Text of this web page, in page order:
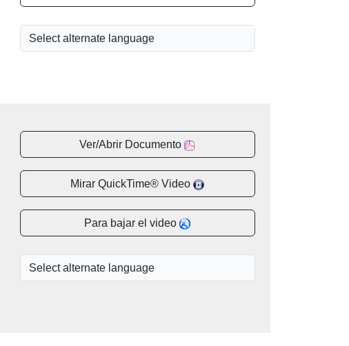
Ver/Abrir Documento
Mirar QuickTime® Video
Para bajar el video